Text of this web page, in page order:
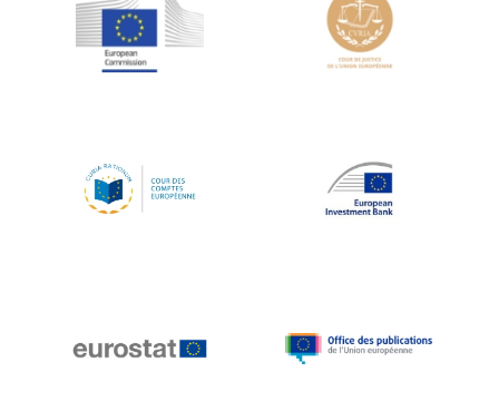
Jean-Louis Schiltz
Jean-Victor Louis
Johnny Åkerholm
Katharien L.C. Hunt